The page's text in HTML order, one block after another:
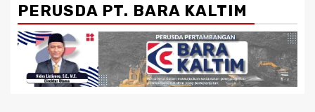
PERUSDA PT. BARA KALTIM